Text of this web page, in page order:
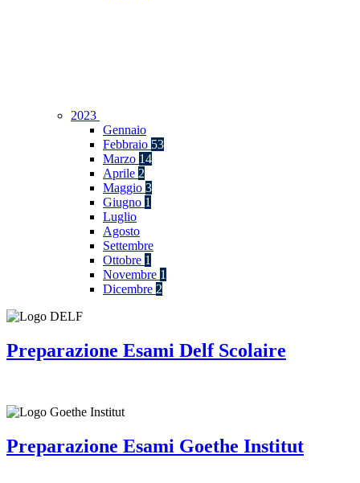
2023
Gennaio
Febbraio 53
Marzo 14
Aprile 2
Maggio 3
Giugno 1
Luglio
Agosto
Settembre
Ottobre 1
Novembre 1
Dicembre 2
Preparazione Esami Delf Scolaire
Preparazione Esami Goethe Institut